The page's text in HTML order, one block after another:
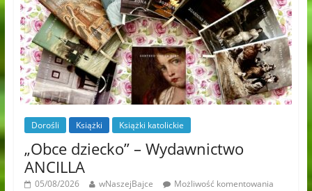
Dorośli Książki Książki katolickie
„Obce dziecko” – Wydawnictwo
ANCILLA
05/08/2026 wNaszejBajce
Możliwość komentowania